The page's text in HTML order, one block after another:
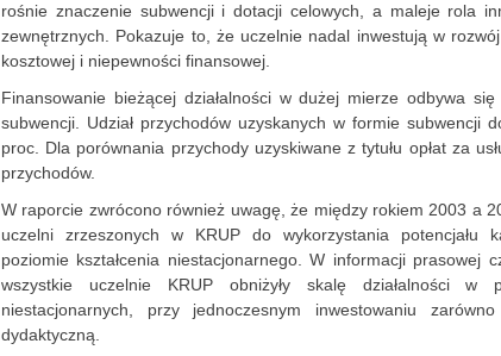
rośnie znaczenie subwencji i dotacji celowych, a maleje rola
zewnętrznych. Pokazuje to, że uczelnie nadal inwestują w
kosztowej i niepewności finansowej.
Finansowanie bieżącej działalności w dużej mierze odbywa
subwencji. Udział przychodów uzyskanych w formie subwencji
proc. Dla porównania przychody uzyskiwane z tytułu opłat za
przychodów.
W raporcie zwrócono również uwagę, że między rokiem 2003 a
uczelni zrzeszonych w KRUP do wykorzystania potencjału
poziomie kształcenia niestacjonarnego. W informacji prasowej
wszystkie uczelnie KRUP obniżyły skalę działalności w
niestacjonarnych, przy jednoczesnym inwestowaniu
dydaktyczną.